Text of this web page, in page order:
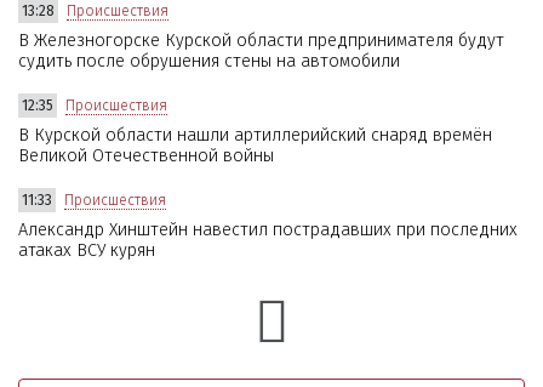
13:28 Происшествия
В Железногорске Курской области предпринимателя будут
судить после обрушения стены на автомобили
12:35 Происшествия
В Курской области нашли артиллерийский снаряд времён
Великой Отечественной войны
11:33 Происшествия
Александр Хинштейн навестил пострадавших при последних
атаках ВСУ курян